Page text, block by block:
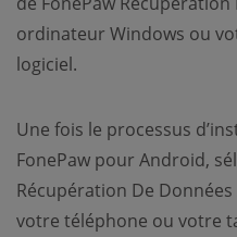
ordinateur Windows ou
logiciel.
Une fois le processus
FonePaw pour Android,
Récupération De
votre téléphone ou votre